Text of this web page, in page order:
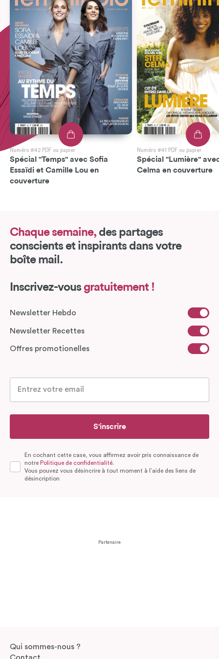
Numéro #42 PDF ou papier
Spécial "Temps" avec Sofia
Essaïdi et Camille Lou en
couverture
Numéro #41 PDF ou papier
Spécial "Lumière"
Celma en couverture
Chaque semaine, des partages
conscients et inspirants dans votre
boîte mail.
Inscrivez-vous gratuitement !
Newsletter Hebdo
Newsletter Recettes
Offres promotionelles
S'inscrire
En cochant cette case, vous affirmez avoir pris connaissance de
notre Politique de confidentialité.
Vous pouvez vous désincrire à tout moment à l’aide des liens de
désincription
Partenaire
Qui sommes-nous ?